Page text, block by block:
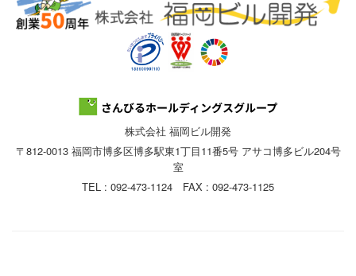
株式会社 福岡ビル開発
〒812-0013 福岡市博多区博多駅東1丁目11番5号 アサコ博多ビル204号
室
TEL : 092-473-1124 FAX : 092-473-1125